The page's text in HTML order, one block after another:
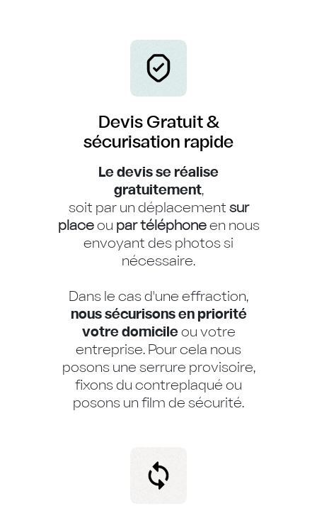
Devis Gratuit &
sécurisation rapide
Le devis se réalise
gratuitement,
soit par un déplacement sur
place ou par téléphone en nous
envoyant des photos si
nécessaire.
Dans le cas d'une effraction,
nous sécurisons en priorité
votre domicileou votre
entreprise. Pour cela nous
posons une serrure provisoire,
fixons du contreplaqué ou
posons un film de sécurité.